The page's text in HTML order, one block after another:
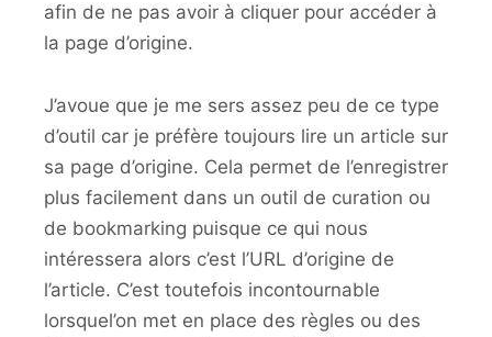
afin de ne pas avoir à cliquer pour accéder à
la page d’origine.
J’avoue que je me sers assez peu de ce type
d’outil car je préfère toujours lire un article sur
sa page d’origine. Cela permet de l’enregistrer
plus facilement dans un outil de curation ou
de bookmarking puisque ce qui nous
intéressera alors c’est l’URL d’origine de
l’article. C’est toutefois incontournable
lorsquel’on met en place des règles ou des